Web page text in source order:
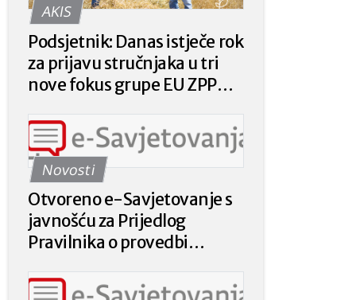
AKIS
Podsjetnik: Danas istječe rok
za prijavu stručnjaka u tri
nove fokus grupe EU ZPP
Novosti
Otvoreno e-Savjetovanje s
javnošću za Prijedlog
Pravilnika o provedbi
plaćanja poljoprivrednicima